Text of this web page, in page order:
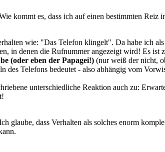
kommt es, dass ich auf einen bestimmten Reiz
wie: "Das Telefon klingelt". Da habe ich
in denen die Rufnummer angezeigt wird! Es
(oder eben der Papagei!) (nur weiß der nicht,
des Telefons bedeutet - also abhängig vom
unterschiedliche Reaktion auch zu:
glaube, dass Verhalten als solches enorm